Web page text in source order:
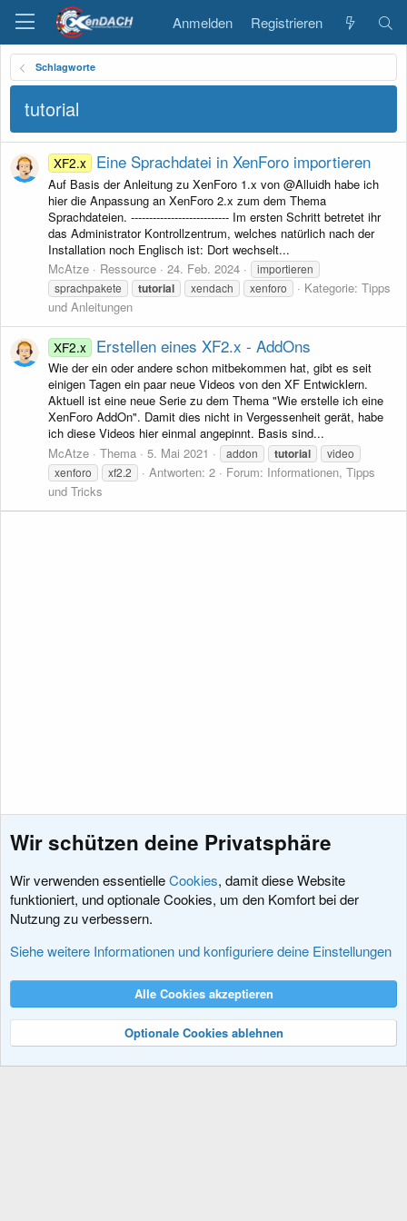
Anmelden Registrieren
Schlagworte
tutorial
XF2.x Eine Sprachdatei in XenForo importieren
Auf Basis der Anleitung zu XenForo 1.x von @Alluidh habe ich
hier die Anpassung an XenForo 2.x zum dem Thema
Sprachdateien. --------------------------- Im ersten Schritt betretet ihr
das Administrator Kontrollzentrum, welches natürlich nach der
Installation noch Englisch ist: Dort wechselt...
McAtze
Ressource 24. Feb. 2024
importieren
sprachpakete
tutorial xendach xenforo Kategorie: Tipps
und Anleitungen
XF2.x Erstellen eines XF2.x - AddOns
Wie der ein oder andere schon mitbekommen hat, gibt es seit
einigen Tagen ein paar neue Videos von den XF Entwicklern.
Aktuell ist eine neue Serie zu dem Thema "Wie erstelle ich eine
XenForo AddOn". Damit dies nicht in Vergessenheit gerät, habe
ich diese Videos hier einmal angepinnt. Basis sind...
McAtze
Thema 5. Mai 2021 addon tutorial
video
xenforo
xf2.2 Antworten: 2 Forum: Informationen, Tipps
und Tricks
Schlagworte
Nutzungsbedingungen Datenschutz
R
Community platform by XenForo® © 2010-2024 XenForo Ltd.
Wir schützen deine Privatsphäre
Wir verwenden essentielleCookies, damit diese Website
funktioniert, und optionale Cookies, um den Komfort bei der
Nutzung zu verbessern.
Siehe weitere Informationen und konfiguriere deine Einstellungen
Alle Cookies akzeptieren
Optionale Cookies ablehnen